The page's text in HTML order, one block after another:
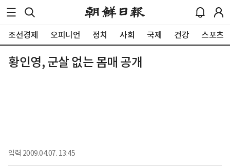
조선경제 오피니언 정치 사회 국제 건강 스포츠
황인영, 군살 없는 몸매 공개
입력 2009.04.07. 13:45